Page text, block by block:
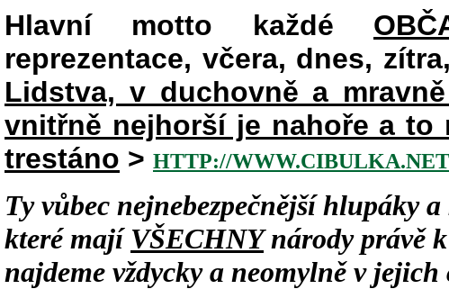
Hlavní motto každé
reprezentace, včera, dnes,
Lidstva, v duchovně a
vnitřně nejhorší je nahoře a to
trestáno > HTTP://
Ty vůbec nejnebezpečnější hlupáky
které mají VŠECHNYnárody právě
najdeme vždycky a neomylně v